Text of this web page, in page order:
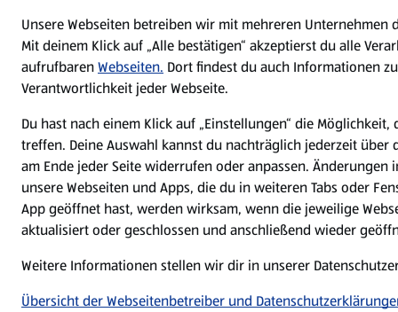
Unsere Webseiten betreiben wir mit mehreren Unternehmen
Mit deinem Klick auf „Alle bestätigen“ akzeptierst du alle
aufrufbarenWebseiten. Dort findest du auch Informationen
Verantwortlichkeit jeder Webseite.
Du hast nach einem Klick auf „Einstellungen“ die
treffen. Deine Auswahl kannst du nachträglich jederzeit über
am Ende jeder Seite widerrufen oder anpassen. Änderungen
unsere Webseiten und Apps, die du in weiteren Tabs oder
App geöffnet hast, werden wirksam, wenn die jeweilige
aktualisiert oder geschlossen und anschließend wieder
Weitere Informationen stellen wir dir in unserer
Übersicht der Webseitenbetreiber und